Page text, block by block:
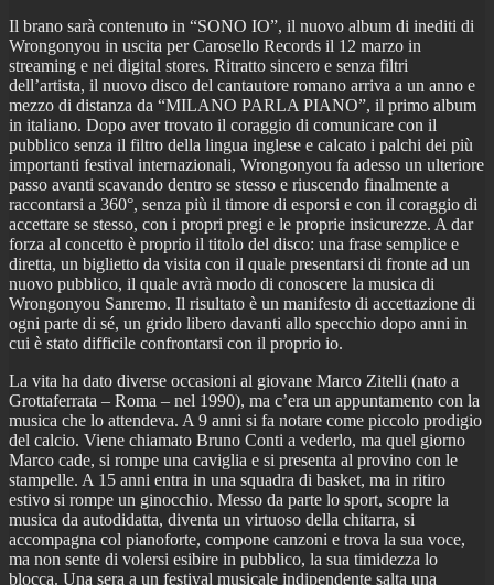
Il brano sarà contenuto in “SONO IO”, il nuovo album di inediti di
Wrongonyou in uscita per Carosello Records il 12 marzo in
streaming e nei digital stores. Ritratto sincero e senza filtri
dell’artista, il nuovo disco del cantautore romano arriva a un anno e
mezzo di distanza da “MILANO PARLA PIANO”, il primo album
in italiano. Dopo aver trovato il coraggio di comunicare con il
pubblico senza il filtro della lingua inglese e calcato i palchi dei più
importanti festival internazionali, Wrongonyou fa adesso un ulteriore
passo avanti scavando dentro se stesso e riuscendo finalmente a
raccontarsi a 360°, senza più il timore di esporsi e con il coraggio di
accettare se stesso, con i propri pregi e le proprie insicurezze. A dar
forza al concetto è proprio il titolo del disco: una frase semplice e
diretta, un biglietto da visita con il quale presentarsi di fronte ad un
nuovo pubblico, il quale avrà modo di conoscere la musica di
Wrongonyou Sanremo. Il risultato è un manifesto di accettazione di
ogni parte di sé, un grido libero davanti allo specchio dopo anni in
cui è stato difficile confrontarsi con il proprio io.
La vita ha dato diverse occasioni al giovane Marco Zitelli (nato a
Grottaferrata – Roma – nel 1990), ma c’era un appuntamento con la
musica che lo attendeva. A 9 anni si fa notare come piccolo prodigio
del calcio. Viene chiamato Bruno Conti a vederlo, ma quel giorno
Marco cade, si rompe una caviglia e si presenta al provino con le
stampelle. A 15 anni entra in una squadra di basket, ma in ritiro
estivo si rompe un ginocchio. Messo da parte lo sport, scopre la
musica da autodidatta, diventa un virtuoso della chitarra, si
accompagna col pianoforte, compone canzoni e trova la sua voce,
ma non sente di volersi esibire in pubblico, la sua timidezza lo
blocca. Una sera a un festival musicale indipendente salta una